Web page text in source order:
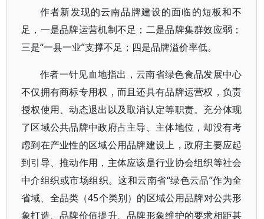
作者新发现的云南品牌建设的面临的短板和不
足，一是品牌运营机制不足；二是品牌集群效应弱；
三是“一县一业”支撑不足；四是品牌溢价率低。
作者一针见血地指出，云南省绿色食品发展中心
不仅拥有商标专用权，而且还具有品牌运营权，负责
授权使用、动态退出以及取消认定等职责。充分体现
了区域公共品牌中政府占主导、主体地位，却没有考
虑到在产业性的区域公用品牌建设上，政府主要应起
到引导、推动作用，主体应该是行业协会组织等社会
中介组织或市场组织。这和云南省“绿色云品”作为全
省域、全品类（45个类别）的区域公用品牌对公共形
象打造、品牌价值提升、品牌形象维护的要求相距甚